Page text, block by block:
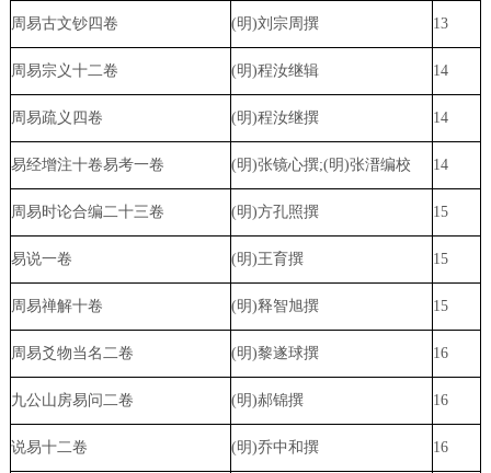
周易古文钞四卷 (明)刘宗周撰 13
周易宗义十二卷 (明)程汝继辑 14
周易疏义四卷 (明)程汝继撰 14
易经增注十卷易考一卷 (明)张镜心撰;(明)张溍编校 14
周易时论合编二十三卷 (明)方孔照撰 15
易说一卷 (明)王育撰 15
周易禅解十卷 (明)释智旭撰 15
周易爻物当名二卷 (明)黎遂球撰 16
九公山房易问二卷 (明)郝锦撰 16
说易十二卷 (明)乔中和撰 16